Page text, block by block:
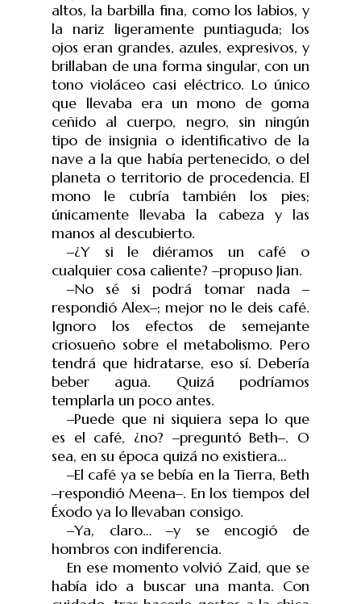
altos, la barbilla fina, como los labios, y
la nariz ligeramente puntiaguda; los
ojos eran grandes, azules, expresivos, y
brillaban de una forma singular, con un
tono violáceo casi eléctrico. Lo único
que llevaba era un mono de goma
ceñido al cuerpo, negro, sin ningún
tipo de insignia o identificativo de la
nave a la que había pertenecido, o del
planeta o territorio de procedencia. El
mono le cubría también los pies;
únicamente llevaba la cabeza y las
manos al descubierto.
‒¿Y si le diéramos un café o
cualquier cosa caliente?‒propuso Jian.
‒No sé si podrá tomar nada‒
respondió Alex‒; mejor no le deis café.
Ignoro los efectos de semejante
criosueño sobre el metabolismo. Pero
tendrá que hidratarse, eso sí. Debería
beber agua. Quizá podríamos
templarla un poco antes.
‒Puede que ni siquiera sepa lo que
es el café, ¿no?‒preguntóBeth‒. O
sea, en su época quizá no existiera…
‒El café ya se bebía en la Tierra, Beth
‒respondió Meena‒. En los tiempos del
Éxodo ya lo llevaban consigo.
‒Ya, claro…‒y se encogió de
hombros con indiferencia.
En ese momento volvió Zaid, que se
había ido a buscar una manta. Con